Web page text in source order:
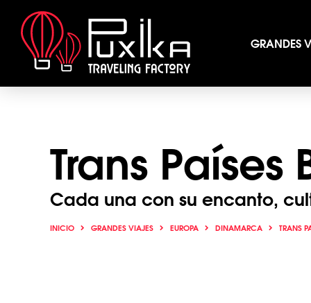
GRANDES
Trans Países
Cada una con su encanto,
INICIO GRANDES VIAJES EUROPA DINAMARCA TRANS